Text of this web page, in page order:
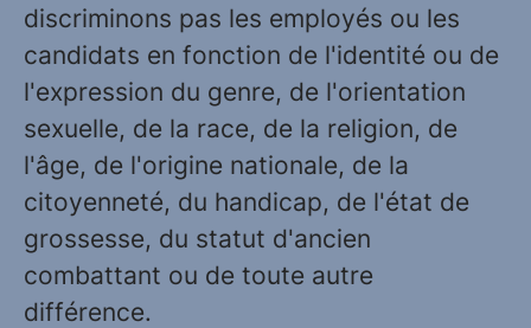
discriminons pas les employés ou les
candidats en fonction de l'identité ou de
l'expression du genre, de l'orientation
sexuelle, de la race, de la religion, de
l'âge, de l'origine nationale, de la
citoyenneté, du handicap, de l'état de
grossesse, du statut d'ancien
combattant ou de toute autre
différence.